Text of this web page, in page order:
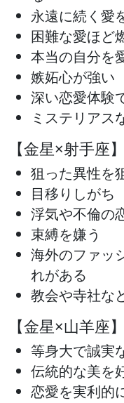
永遠に続く愛
困難な愛ほど
本当の自分を
嫉妬心が強い
深い恋愛体験
ミステリアス
【金星×射手座】
狙った異性を
目移りしがち
浮気や不倫の
束縛を嫌う
海外のファッ
れがある
教会や寺社な
【金星×山羊座】
等身大で誠実
伝統的な美を
恋愛を実利的